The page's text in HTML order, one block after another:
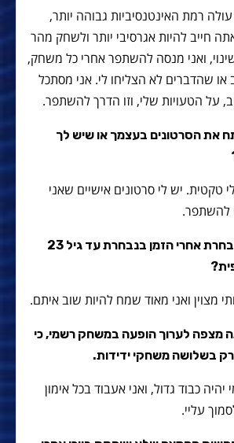
רמת האינטנסיביות גבוהה יותר,
חייב להיות אגרסיבי יותר ולשחק מהר
ואני מנסה להשתפר אחרי כל משחק,
או שהדברים לא הצליחו לי. אני מסתכל
על הטעויות שלי, וזו הדרך להשתפר.
את הסרטונים בעצמך או שיש לך
טקטית. יש לי סרטונים אישיים שאני
להשתפר.
איך החזרה לנבחרת אחרי הזמן בנבחרת עד גיל 23
מצוין ואני מאוד שמח להיות שוב איתם.
מצפה לערוך הופעה במשחק רשמי, כי
בשלושה משחקי ידידות.
כבוד גדול, ואני אעבוד בכל אימון
עליי.